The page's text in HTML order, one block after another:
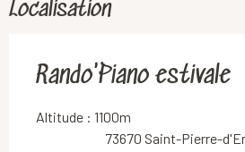
Localisation
Rando'Piano estivale
Altitude : 1100m
73670 Saint-Pierre-